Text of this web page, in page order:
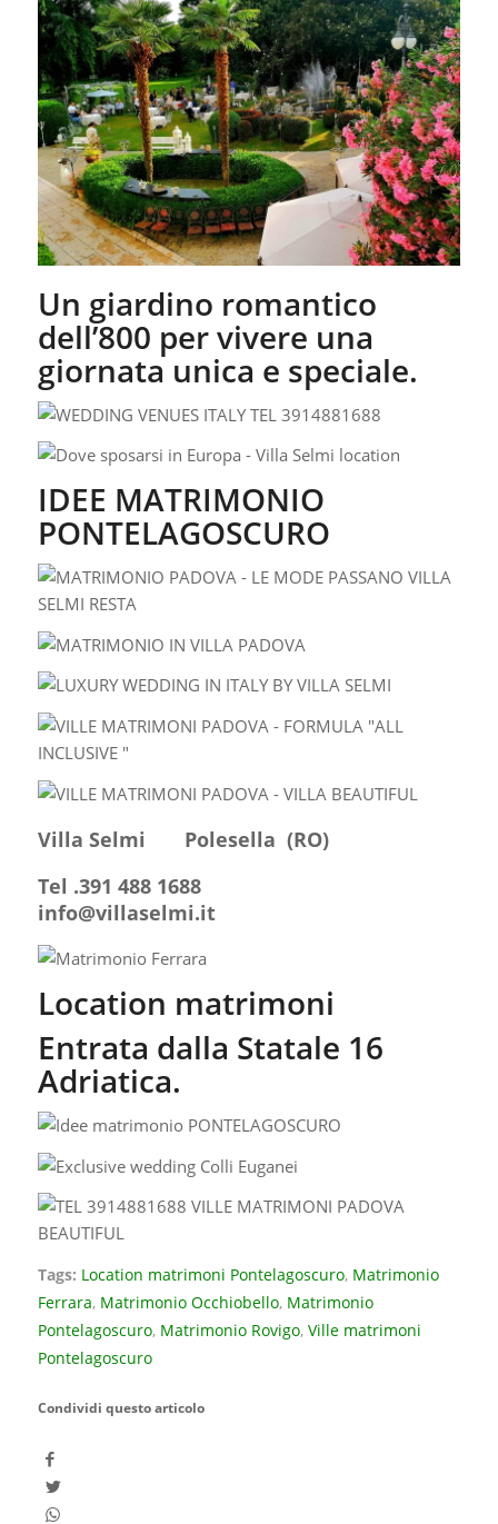
Un giardino romantico
dell’800 per vivere una
giornata unica e speciale.
IDEE MATRIMONIO
PONTELAGOSCURO
Villa Selmi Polesella (RO)
Tel .391 488 1688
info@villaselmi.it
Location matrimoni
Entrata dalla Statale 16
Adriatica.
Tags: Location matrimoni Pontelagoscuro, Matrimonio
Ferrara, Matrimonio Occhiobello, Matrimonio
Pontelagoscuro, Matrimonio Rovigo, Ville matrimoni
Pontelagoscuro
Condividi questo articolo